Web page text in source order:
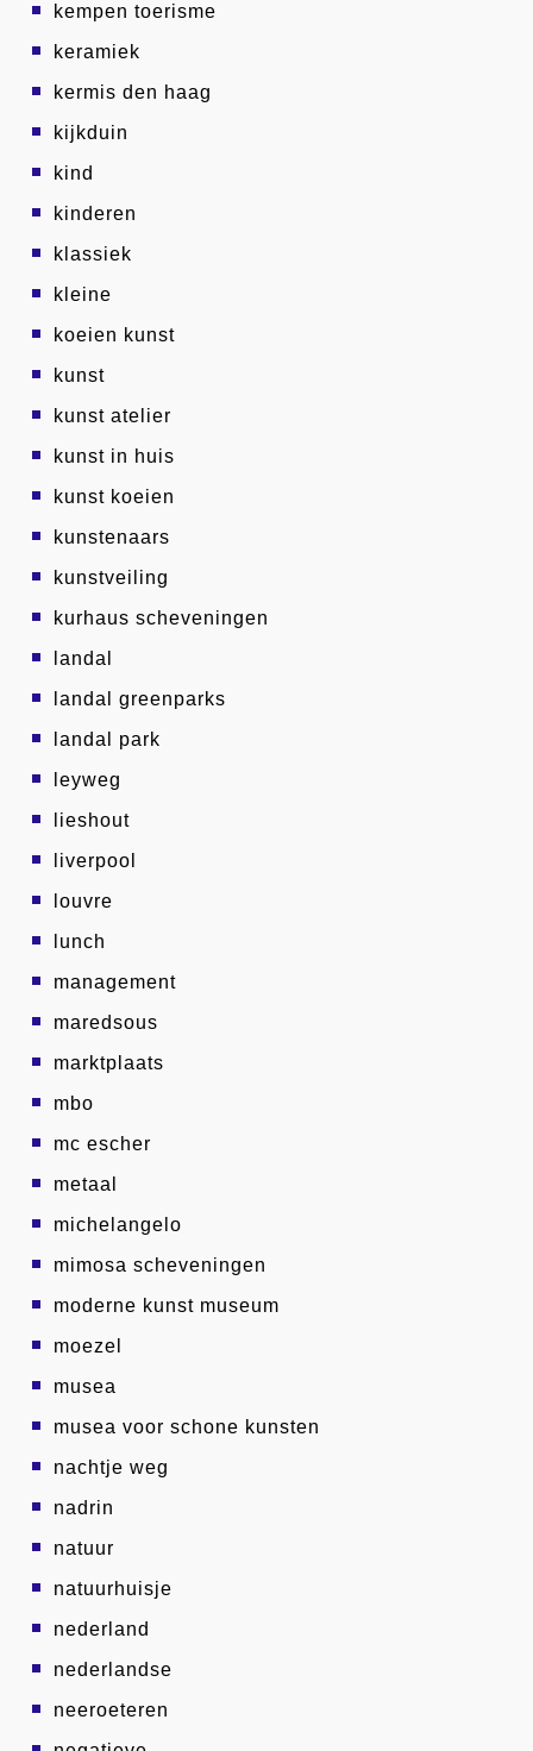
kempen toerisme
keramiek
kermis den haag
kijkduin
kind
kinderen
klassiek
kleine
koeien kunst
kunst
kunst atelier
kunst in huis
kunst koeien
kunstenaars
kunstveiling
kurhaus scheveningen
landal
landal greenparks
landal park
leyweg
lieshout
liverpool
louvre
lunch
management
maredsous
marktplaats
mbo
mc escher
metaal
michelangelo
mimosa scheveningen
moderne kunst museum
moezel
musea
musea voor schone kunsten
nachtje weg
nadrin
natuur
natuurhuisje
nederland
nederlandse
neeroeteren